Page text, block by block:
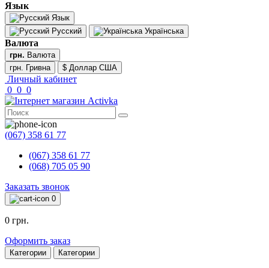
Язык
Язык
Русский
Українська
Валюта
грн. Валюта
грн. Гривна
$ Доллар США
Личный кабинет
0 0 0
(067) 358 61 77
(067) 358 61 77
(068) 705 05 90
Заказать звонок
0
0 грн.
Оформить заказ
Категории Категории